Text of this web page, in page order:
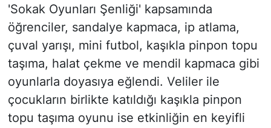
'Sokak Oyunları Şenliği' kapsamında
öğrenciler, sandalye kapmaca, ip atlama,
çuval yarışı, mini futbol, kaşıkla pinpon topu
taşıma, halat çekme ve mendil kapmaca gibi
oyunlarla doyasıya eğlendi. Veliler ile
çocukların birlikte katıldığı kaşıkla pinpon
topu taşıma oyunu ise etkinliğin en keyifli